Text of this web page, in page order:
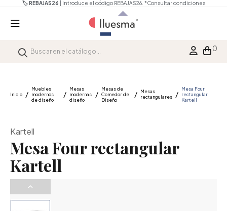
🏷️ REBAJAS26 | Introduce el código REBAJAS26. *Consultar condiciones
0
Inicio
Muebles
modernos
de diseño
Mesas
modernas
diseño
Mesas de
Comedor de
Diseño
Mesas
rectangulares
Mesa Four
rectangular
Kartell
Kartell
Mesa Four rectangular
Kartell